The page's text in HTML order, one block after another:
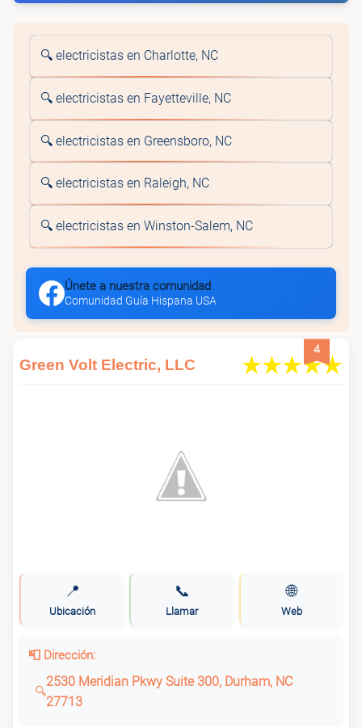
🔍 electricistas en Charlotte, NC
🔍 electricistas en Fayetteville, NC
🔍 electricistas en Greensboro, NC
🔍 electricistas en Raleigh, NC
🔍 electricistas en Winston-Salem, NC
Únete a nuestra comunidad
Comunidad Guía Hispana USA
4
Green Volt Electric, LLC
📍
Ubicación
📞
Llamar
🌐
Web
📮 Dirección:
2530 Meridian Pkwy Suite 300, Durham, NC
27713